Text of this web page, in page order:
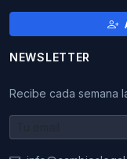
NEWSLETTER
Recibe cada semana